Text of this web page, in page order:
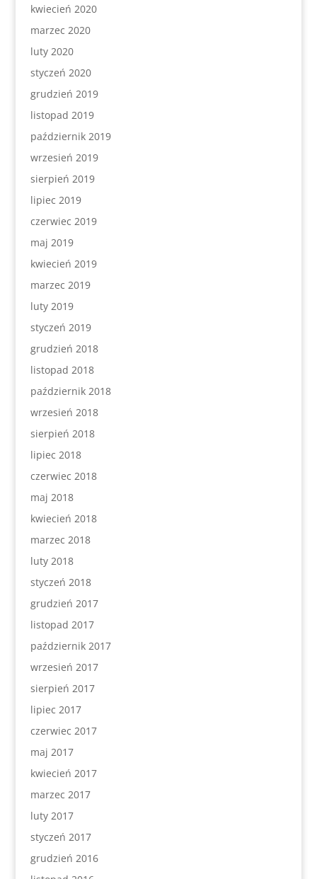
kwiecień 2020
marzec 2020
luty 2020
styczeń 2020
grudzień 2019
listopad 2019
październik 2019
wrzesień 2019
sierpień 2019
lipiec 2019
czerwiec 2019
maj 2019
kwiecień 2019
marzec 2019
luty 2019
styczeń 2019
grudzień 2018
listopad 2018
październik 2018
wrzesień 2018
sierpień 2018
lipiec 2018
czerwiec 2018
maj 2018
kwiecień 2018
marzec 2018
luty 2018
styczeń 2018
grudzień 2017
listopad 2017
październik 2017
wrzesień 2017
sierpień 2017
lipiec 2017
czerwiec 2017
maj 2017
kwiecień 2017
marzec 2017
luty 2017
styczeń 2017
grudzień 2016